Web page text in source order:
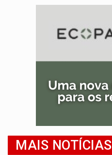
MAIS NOTÍCIAS